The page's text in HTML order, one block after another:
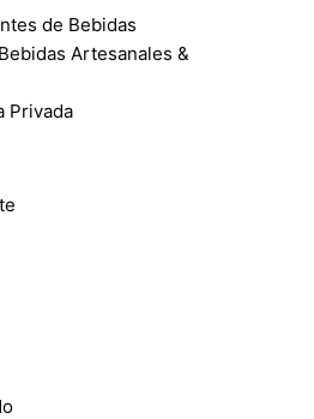
de Bebidas
Artesanales &
Privada